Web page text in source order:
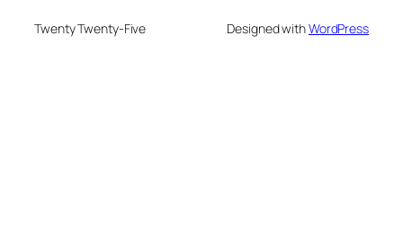
Twenty Twenty-Five Designed withWordPress